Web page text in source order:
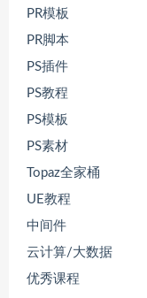
PR模板
PR脚本
PS插件
PS教程
PS模板
PS素材
Topaz全家桶
UE教程
中间件
云计算/大数据
优秀课程